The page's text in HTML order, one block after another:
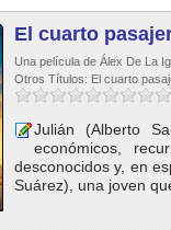
El cuarto
Una película de Álex De La
Otros Títulos: El cuarto
Julián (Alberto
económicos,
desconocidos y, en
Suárez), una joven